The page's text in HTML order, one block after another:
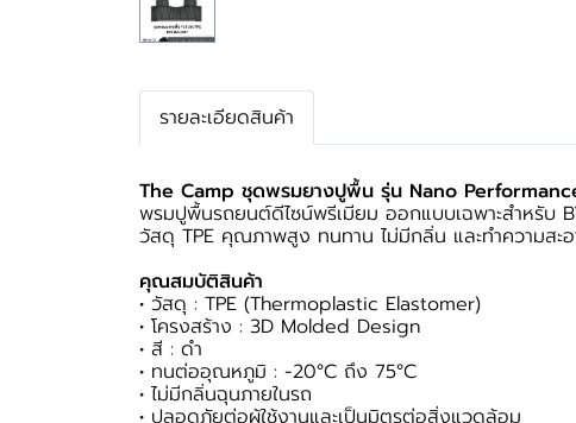
รายละเอียดสินค้า
The Camp ชุดพรมยางปูพื้น รุ่น Nano
พรมปูพื้นรถยนต์ดีไซน์พรีเมียม ออกแบบเฉพาะสำหรับ
วัสดุ TPE คุณภาพสูง ทนทาน ไม่มีกลิ่น และทำความสะ
คุณสมบัติสินค้า
• วัสดุ : TPE (Thermoplastic Elastomer)
• โครงสร้าง : 3D Molded Design
• สี : ดำ
• ทนต่ออุณหภูมิ : -20°C ถึง 75°C
• ไม่มีกลิ่นฉุนภายในรถ
• ปลอดภัยต่อผู้ใช้งานและเป็นมิตรต่อสิ่งแวดล้อม